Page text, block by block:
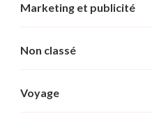
Marketing et publicité
Non classé
Voyage